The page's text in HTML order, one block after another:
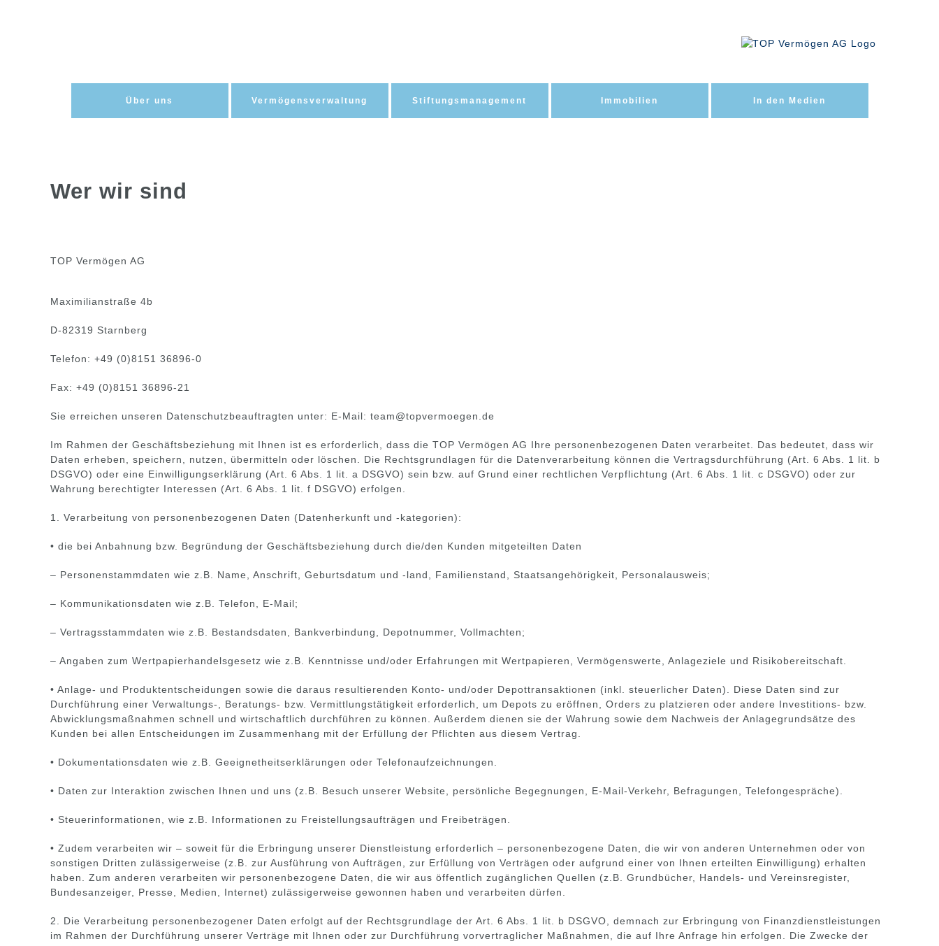
Über uns Vermögensverwaltung Stiftungsmanagement Immobilien In den Medien
Wer wir sind
TOP Vermögen AG
Maximilianstraße 4b
D-82319 Starnberg
Telefon: +49 (0)8151 36896-0
Fax: +49 (0)8151 36896-21
Sie erreichen unseren Datenschutzbeauftragten unter: E-Mail: team@topvermoegen.de
Im Rahmen der Geschäftsbeziehung mit Ihnen ist es erforderlich, dass die TOP Vermögen AG Ihre personenbezogenen Daten verarbeitet. Das bedeutet, dass wir
Daten erheben, speichern, nutzen, übermitteln oder löschen. Die Rechtsgrundlagen für die Datenverarbeitung können die Vertragsdurchführung (Art. 6 Abs. 1 lit. b
DSGVO) oder eine Einwilligungserklärung (Art. 6 Abs. 1 lit. a DSGVO) sein bzw. auf Grund einer rechtlichen Verpflichtung (Art. 6 Abs. 1 lit. c DSGVO) oder zur
Wahrung berechtigter Interessen (Art. 6 Abs. 1 lit. f DSGVO) erfolgen.
1. Verarbeitung von personenbezogenen Daten (Datenherkunft und -kategorien):
• die bei Anbahnung bzw. Begründung der Geschäftsbeziehung durch die/den Kunden mitgeteilten Daten
– Personenstammdaten wie z.B. Name, Anschrift, Geburtsdatum und -land, Familienstand, Staatsangehörigkeit, Personalausweis;
– Kommunikationsdaten wie z.B. Telefon, E-Mail;
– Vertragsstammdaten wie z.B. Bestandsdaten, Bankverbindung, Depotnummer, Vollmachten;
– Angaben zum Wertpapierhandelsgesetz wie z.B. Kenntnisse und/oder Erfahrungen mit Wertpapieren, Vermögenswerte, Anlageziele und Risikobereitschaft.
• Anlage- und Produktentscheidungen sowie die daraus resultierenden Konto- und/oder Depottransaktionen (inkl. steuerlicher Daten). Diese Daten sind zur
Durchführung einer Verwaltungs-, Beratungs- bzw. Vermittlungstätigkeit erforderlich, um Depots zu eröffnen, Orders zu platzieren oder andere Investitions- bzw.
Abwicklungsmaßnahmen schnell und wirtschaftlich durchführen zu können. Außerdem dienen sie der Wahrung sowie dem Nachweis der Anlagegrundsätze des
Kunden bei allen Entscheidungen im Zusammenhang mit der Erfüllung der Pflichten aus diesem Vertrag.
• Dokumentationsdaten wie z.B. Geeignetheitserklärungen oder Telefonaufzeichnungen.
• Daten zur Interaktion zwischen Ihnen und uns (z.B. Besuch unserer Website, persönliche Begegnungen, E-Mail-Verkehr, Befragungen, Telefongespräche).
• Steuerinformationen, wie z.B. Informationen zu Freistellungsaufträgen und Freibeträgen.
• Zudem verarbeiten wir – soweit für die Erbringung unserer Dienstleistung erforderlich – personenbezogene Daten, die wir von anderen Unternehmen oder von
sonstigen Dritten zulässigerweise (z.B. zur Ausführung von Aufträgen, zur Erfüllung von Verträgen oder aufgrund einer von Ihnen erteilten Einwilligung) erhalten
haben. Zum anderen verarbeiten wir personenbezogene Daten, die wir aus öffentlich zugänglichen Quellen (z.B. Grundbücher, Handels- und Vereinsregister,
Bundesanzeiger, Presse, Medien, Internet) zulässigerweise gewonnen haben und verarbeiten dürfen.
2. Die Verarbeitung personenbezogener Daten erfolgt auf der Rechtsgrundlage der Art. 6 Abs. 1 lit. b DSGVO, demnach zur Erbringung von Finanzdienstleistungen
im Rahmen der Durchführung unserer Verträge mit Ihnen oder zur Durchführung vorvertraglicher Maßnahmen, die auf Ihre Anfrage hin erfolgen. Die Zwecke der